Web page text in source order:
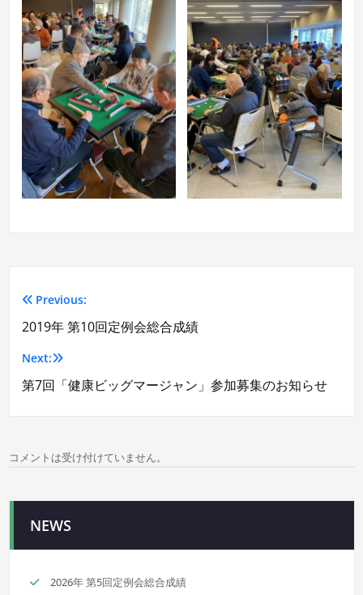
投
稿
ナ
ョ
ン
Previous:
2019年 第10回定例会総合成績
Next:
第7回「健康ビッグマージャン」参加募集のお知らせ
コメントは受け付けていません。
NEWS
2026年 第5回定例会総合成績